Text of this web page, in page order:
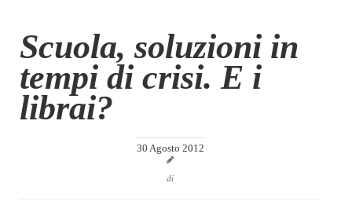
Chi siamo
Contatti
Eventi
Scuola, soluzioni in
tempi di crisi. E i
librai?
30 Agosto 2012
di